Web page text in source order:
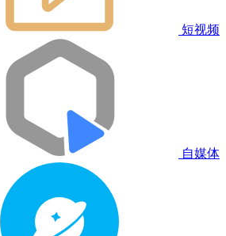
短视频
自媒体